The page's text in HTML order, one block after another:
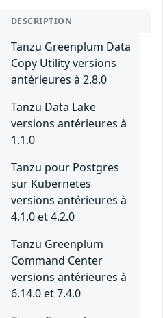
DESCRIPTION
Tanzu Greenplum Data
Copy Utility versions
antérieures à 2.8.0
Tanzu Data Lake
versions antérieures à
1.1.0
Tanzu pour Postgres
sur Kubernetes
versions antérieures à
4.1.0 et 4.2.0
Tanzu Greenplum
Command Center
versions antérieures à
6.14.0 et 7.4.0